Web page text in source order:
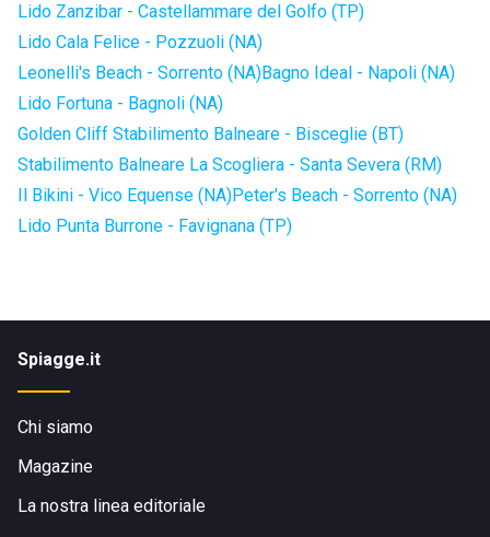
Lido Zanzibar - Castellammare del Golfo (TP)
Lido Cala Felice - Pozzuoli (NA)
Leonelli's Beach - Sorrento (NA)Bagno Ideal - Napoli (NA)
Lido Fortuna - Bagnoli (NA)
Golden Cliff Stabilimento Balneare - Bisceglie (BT)
Stabilimento Balneare La Scogliera - Santa Severa (RM)
Il Bikini - Vico Equense (NA)Peter's Beach - Sorrento (NA)
Lido Punta Burrone - Favignana (TP)
Spiagge.it
Chi siamo
Magazine
La nostra linea editoriale